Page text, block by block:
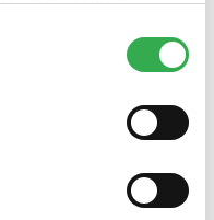
všetky tieto